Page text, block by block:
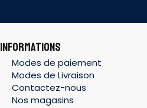
INFORMATIONS
Modes de paiement
Modes de Livraison
Contactez-nous
Nos magasins